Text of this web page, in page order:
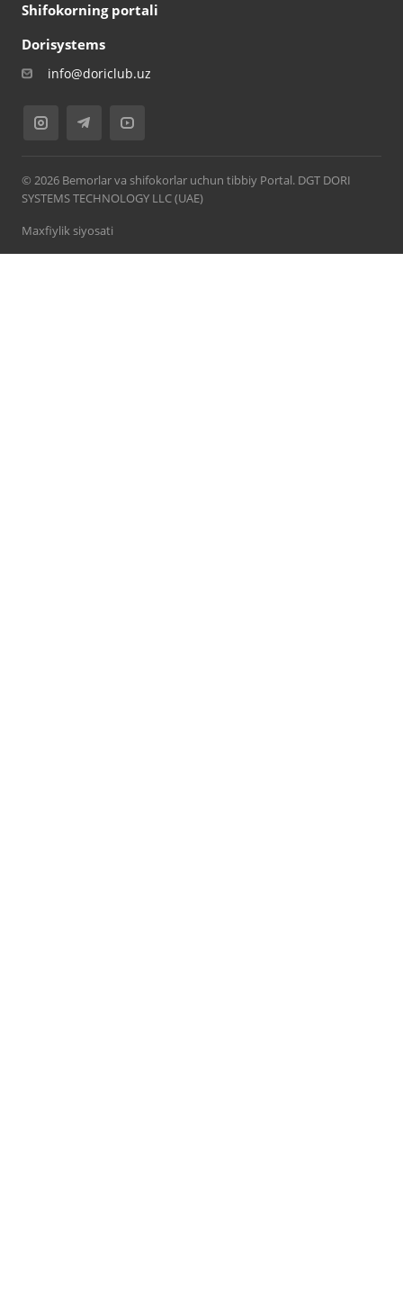
Shifokorning portali
Dorisystems
info@doriclub.uz
© 2026 Bemorlar va shifokorlar uchun tibbiy Portal. DGT DORI
SYSTEMS TECHNOLOGY LLC (UAE)
Maxfiylik siyosati